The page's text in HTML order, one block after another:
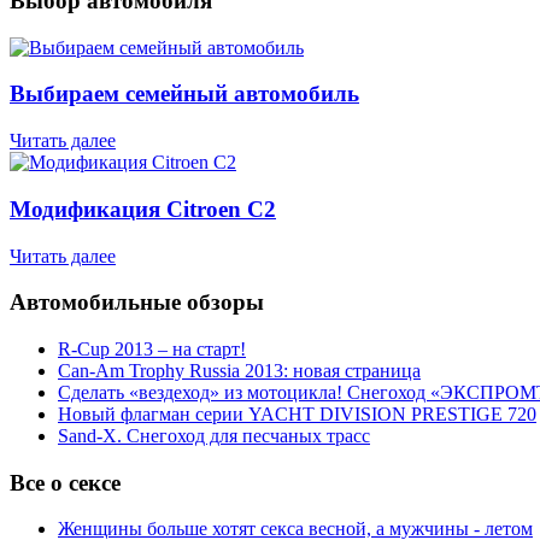
Выбираем семейный автомобиль
Читать далее
Модификация Citroen С2
Читать далее
Автомобильные обзоры
R-Cup 2013 – на старт!
Can-Am Trophy Russia 2013: новая страница
Сделать «вездеход» из мотоцикла! Снегоход
Новый флагман серии YACHT DIVISION PRESTIGE 720
Sand-X. Снегоход для песчаных трасс
Все о сексе
Женщины больше хотят секса весной, а мужчины - летом